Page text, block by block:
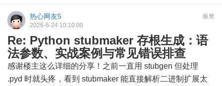
板凳
热心网友5
2026-6-24 10:10:00
Re: Python stubmaker 存根生成：语
法参数、实战案例与常见错误排查
感谢楼主这么详细的分享！之前一直用 stubgen 但处理
.pyd 时就头疼，看到 stubmaker 能直接解析二进制扩展太